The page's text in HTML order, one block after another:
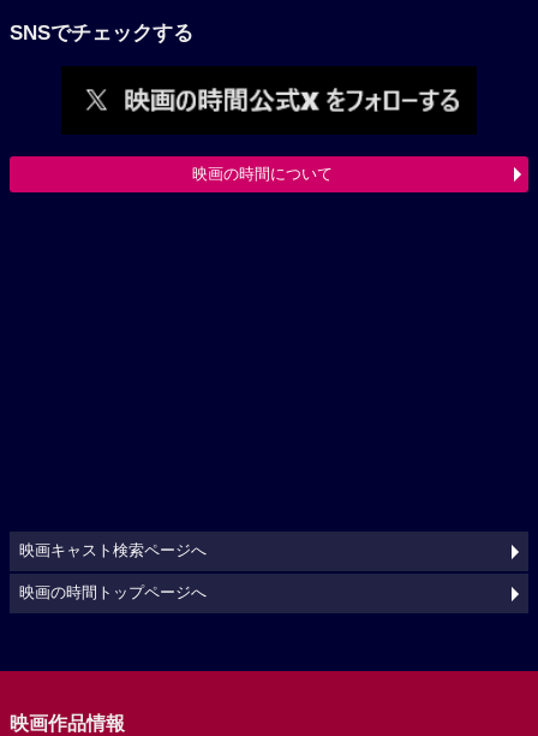
SNSでチェックする
映画の時間について
映画キャスト検索ページへ
映画の時間トップページへ
映画作品情報